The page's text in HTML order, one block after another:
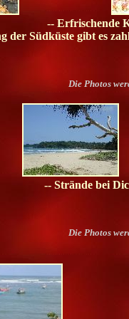
-- Erfrischende
der Südküste gibt es
Die Photos
-- Strände bei
Die Photos